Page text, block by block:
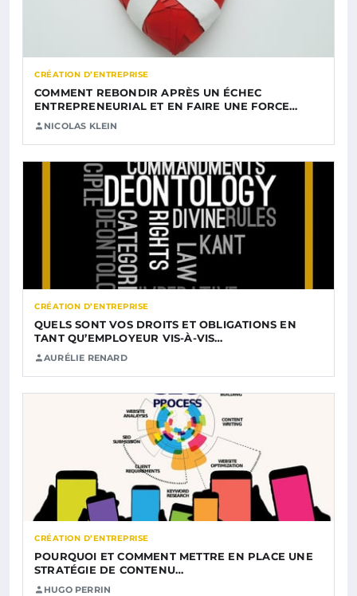
CRÉATION D’ENTREPRISE
COMMENT REBONDIR APRÈS UN ÉCHEC
ENTREPRENEURIAL ET EN FAIRE UNE FORCE…
NICOLAS KLEIN
CRÉATION D’ENTREPRISE
QUELS SONT VOS DROITS ET OBLIGATIONS EN
TANT QU’EMPLOYEUR VIS-À-VIS…
AURÉLIE RENARD
CRÉATION D’ENTREPRISE
POURQUOI ET COMMENT METTRE EN PLACE UNE
STRATÉGIE DE CONTENU…
HUGO PERRIN